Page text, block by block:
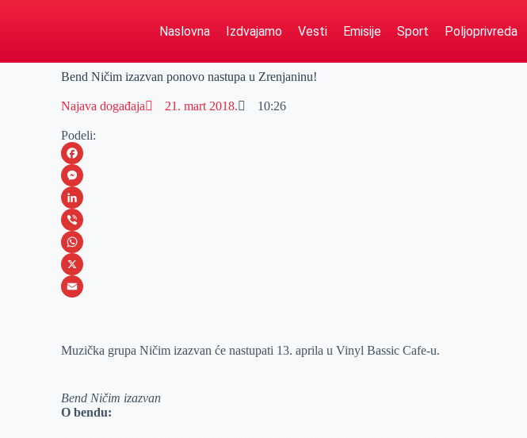
Naslovna Izdvajamo Vesti Emisije Sport Poljoprivreda
Bend Ničim izazvan ponovo nastupa u Zrenjaninu!
Najava događaja 21. mart 2018. 10:26
Podeli:
F
a
c
e
b
o
M
e
s
s
e
e
L
i
n
k
I
V
i
b
W
h
s
p
p
X
a
l
Muzička grupa Ničim izazvan će nastupati 13. aprila u Vinyl Bassic Cafe-u.
Bend Ničim izazvan
O bendu: